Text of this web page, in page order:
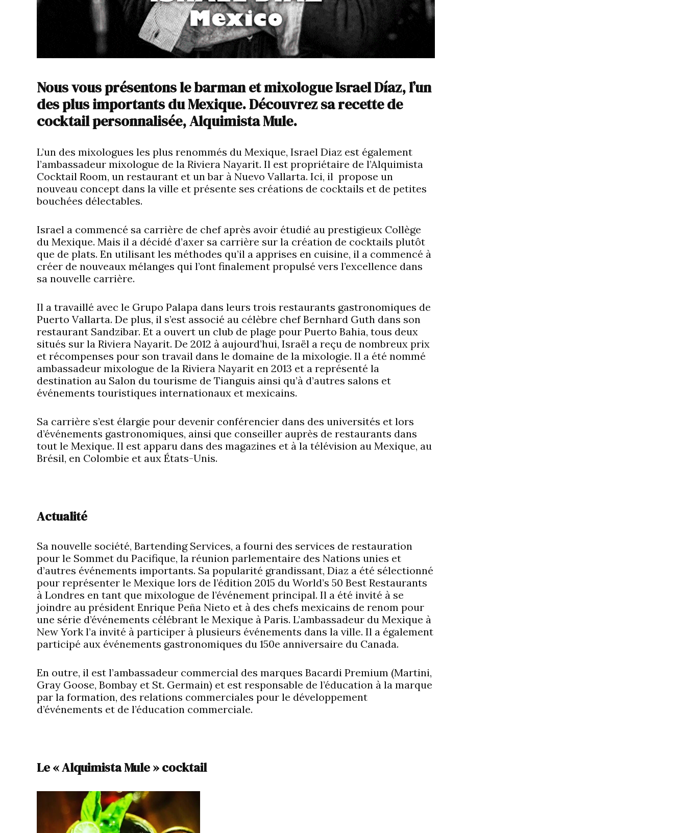
Nous vous présentons le barman et mixologue Israel Díaz, l’un
des plus importants du Mexique. Découvrez sa recette de
cocktail personnalisée, Alquimista Mule.
L’un des mixologues les plus renommés du Mexique, Israel Diaz est également
l’ambassadeur mixologue de la Riviera Nayarit. Il est propriétaire de l’Alquimista
Cocktail Room, un restaurant et un bar à Nuevo Vallarta. Ici, il propose un
nouveau concept dans la ville et présente ses créations de cocktails et de petites
bouchées délectables.
Israel a commencé sa carrière de chef après avoir étudié au prestigieux Collège
du Mexique. Mais il a décidé d’axer sa carrière sur la création de cocktails plutôt
que de plats. En utilisant les méthodes qu’il a apprises en cuisine, il a commencé à
créer de nouveaux mélanges qui l’ont finalement propulsé vers l’excellence dans
sa nouvelle carrière.
Il a travaillé avec le Grupo Palapa dans leurs trois restaurants gastronomiques de
Puerto Vallarta. De plus, il s’est associé au célèbre chef Bernhard Guth dans son
restaurant Sandzibar. Et a ouvert un club de plage pour Puerto Bahia, tous deux
situés sur la Riviera Nayarit. De 2012 à aujourd’hui, Israël a reçu de nombreux prix
et récompenses pour son travail dans le domaine de la mixologie. Il a été nommé
ambassadeur mixologue de la Riviera Nayarit en 2013 et a représenté la
destination au Salon du tourisme de Tianguis ainsi qu’à d’autres salons et
événements touristiques internationaux et mexicains.
Sa carrière s’est élargie pour devenir conférencier dans des universités et lors
d’événements gastronomiques, ainsi que conseiller auprès de restaurants dans
tout le Mexique. Il est apparu dans des magazines et à la télévision au Mexique, au
Brésil, en Colombie et aux États-Unis.
Actualité
Sa nouvelle société, Bartending Services, a fourni des services de restauration
pour le Sommet du Pacifique, la réunion parlementaire des Nations unies et
d’autres événements importants. Sa popularité grandissant, Diaz a été sélectionné
pour représenter le Mexique lors de l’édition 2015 du World’s 50 Best Restaurants
à Londres en tant que mixologue de l’événement principal. Il a été invité à se
joindre au président Enrique Peña Nieto et à des chefs mexicains de renom pour
une série d’événements célébrant le Mexique à Paris. L’ambassadeur du Mexique à
New York l’a invité à participer à plusieurs événements dans la ville. Il a également
participé aux événements gastronomiques du 150e anniversaire du Canada.
En outre, il est l’ambassadeur commercial des marques Bacardi Premium (Martini,
Gray Goose, Bombay et St. Germain) et est responsable de l’éducation à la marque
par la formation, des relations commerciales pour le développement
d’événements et de l’éducation commerciale.
Le « Alquimista Mule » cocktail